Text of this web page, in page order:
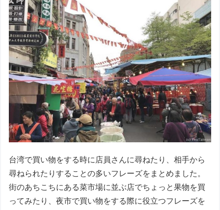
台湾で買い物をする時に店員さんに尋ねたり、相手から
尋ねられたりすることの多いフレーズをまとめました。
街のあちこちにある菜市場に並ぶ店でちょっと果物を買
ってみたり、夜市で買い物をする際に役立つフレーズを